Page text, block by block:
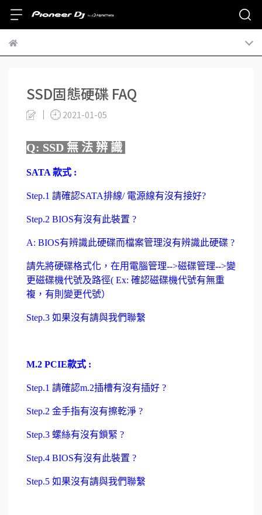
SSD固態硬碟 FAQ
2021-01-05
Q: SSD 無 法 辨 識
SATA 款式 :
Step.1 請確認SATA排線/ 電源線有沒有接好?
Step.2 BIOS有沒有此裝置 ?
A: BIOS有辨識此硬碟而檔案管理沒有辨識此硬碟 ?
請先將硬碟格式化，在用電腦管理-->磁碟管理-->變
更磁碟機代號及路徑( Ex: 確認磁碟機代號有無重
複，有則變更代號）
Step.3 如果沒有請與我們聯繫
M.2 PCIE款式 :
Step.1 請確認m.2插槽有沒有插好 ?
Step.2 金手指有沒有擦乾淨 ?
Step.3 螺絲有沒有鎖緊 ?
Step.4 BIOS有沒有此裝置 ?
Step.5 如果沒有請與我們聯繫